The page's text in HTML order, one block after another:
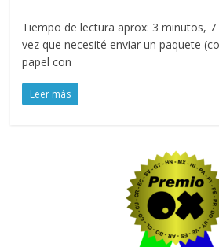
Tiempo de lectura aprox: 3 minutos,
vez que necesité enviar un paquete
papel con
Leer más